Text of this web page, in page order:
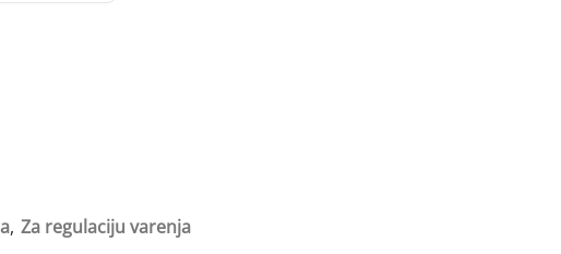
, Za regulaciju varenja